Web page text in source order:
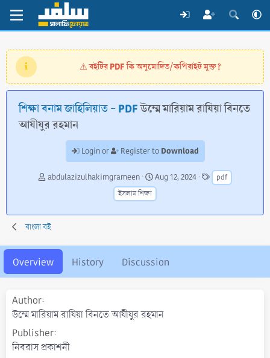
⚠️বইটির PDF কি অনুমোদিত/কপিরাইট মুক্ত?
শিক্ষা বনাম জাহিলিয়াত - PDFউম্মে মারিয়াম রাযিয়া বিনতে
আযীযুর রহমান
Login or Register to Download
A
o
r
abdulazizulhakimgrameen
C
r
e
o
d
a
Aug 12, 2024
T
a
pdf
ইসলাম শিক্ষা
বাংলা বই
Overview History Discussion
Author
উম্মে মারিয়াম রাযিয়া বিনতে আযীযুর রহমান
Publisher
নিবরাস প্রকাশনী